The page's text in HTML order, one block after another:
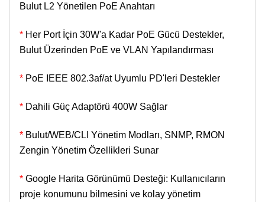
Bulut L2 Yönetilen PoE Anahtarı
* Her Port İçin 30W'a Kadar PoE Gücü Destekler,
Bulut Üzerinden PoE ve VLAN Yapılandırması
* PoE IEEE 802.3af/at Uyumlu PD'leri Destekler
* Dahili Güç Adaptörü 400W Sağlar
* Bulut/WEB/CLI Yönetim Modları, SNMP, RMON
Zengin Yönetim Özellikleri Sunar
* Google Harita Görünümü Desteği: Kullanıcıların
proje konumunu bilmesini ve kolay yönetim